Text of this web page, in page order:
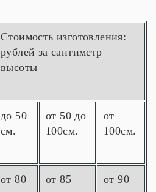
Стоимость изготовления:
рублей за сантиметр
высоты
до 50
см.
от 50 до
100см.
от
100см.
от 80 от 85 от 90